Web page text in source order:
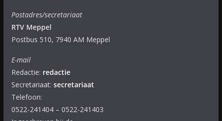
Postadres/secretariaat
RTV Meppel
Postbus 510, 7940 AM Meppel
E-mail
Redactie: redactie
Secretariaat: secretariaat
Telefoon:
0522-241404 – 0522-241403